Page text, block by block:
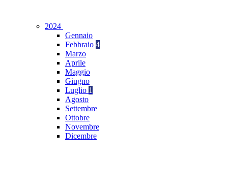
2024
Gennaio
Febbraio 4
Marzo
Aprile
Maggio
Giugno
Luglio 1
Agosto
Settembre
Ottobre
Novembre
Dicembre